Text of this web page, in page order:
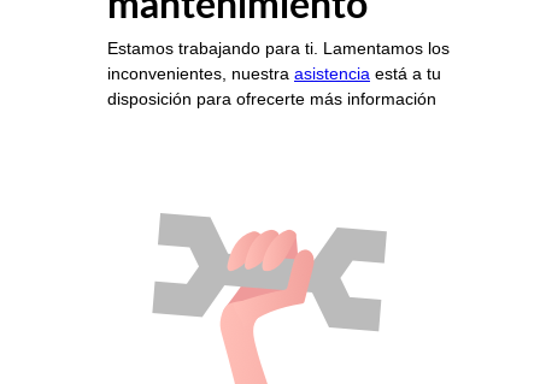
Estamos trabajando para ti. Lamentamos los
inconvenientes, nuestra asistencia está a tu
disposición para ofrecerte más información